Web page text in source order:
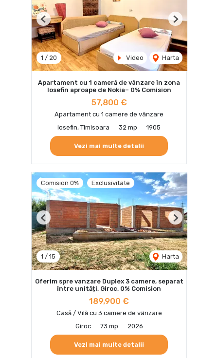
1 / 20 Video Harta
Previous Next
Apartament cu 1 cameră de vânzare în zona
Iosefin aproape de Nokia– 0% Comision
57,800 €
Apartament cu 1 camere de vânzare
Iosefin, Timisoara
32 mp 1905
Vezi mai multe detalii
Comision 0% Exclusivitate
1 / 15 Harta
Previous Next
Oferim spre vanzare Duplex 3 camere, separat
între unități, Giroc, 0% Comision
189,900 €
Casă / Vilă cu 3 camere de vânzare
Giroc
73 mp 2026
Vezi mai multe detalii